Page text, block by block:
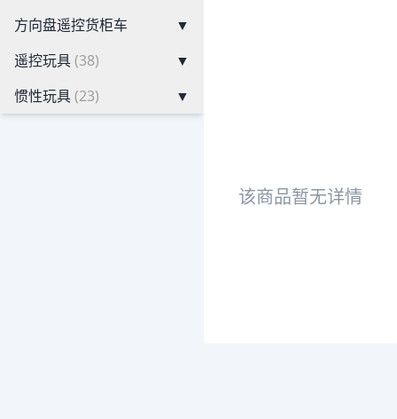
方向盘遥控货柜车
▼
遥控玩具(38)
▼
惯性玩具(23) ▼
该商品暂无详情